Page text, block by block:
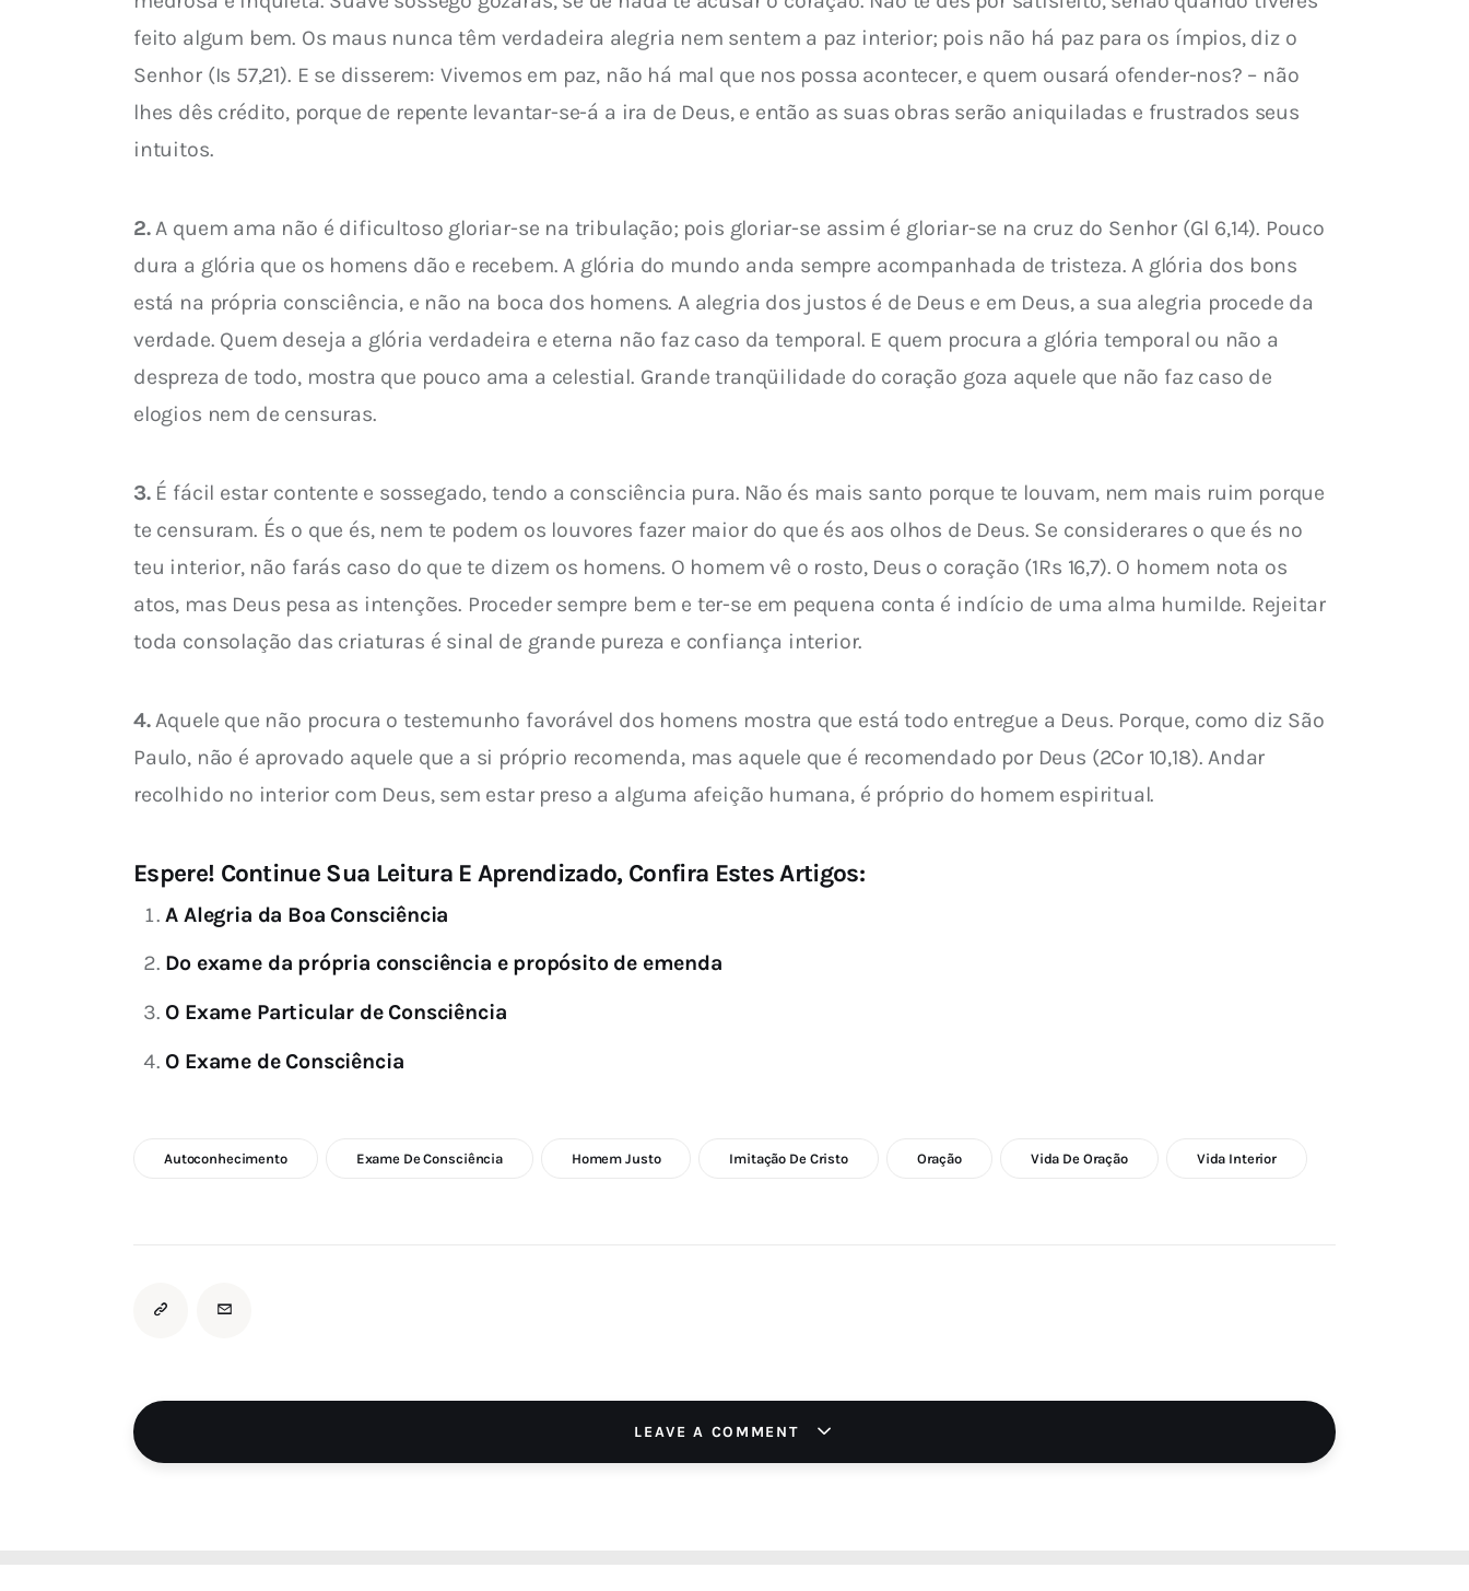
feito algum bem. Os maus nunca têm verdadeira alegria nem sentem a paz interior; pois não há paz para os ímpios, diz o
Senhor (Is 57,21). E se disserem: Vivemos em paz, não há mal que nos possa acontecer, e quem ousará ofender-nos? – não
lhes dês crédito, porque de repente levantar-se-á a ira de Deus, e então as suas obras serão aniquiladas e frustrados seus
intuitos.
2. A quem ama não é dificultoso gloriar-se na tribulação; pois gloriar-se assim é gloriar-se na cruz do Senhor (Gl 6,14). Pouco
dura a glória que os homens dão e recebem. A glória do mundo anda sempre acompanhada de tristeza. A glória dos bons
está na própria consciência, e não na boca dos homens. A alegria dos justos é de Deus e em Deus, a sua alegria procede da
verdade. Quem deseja a glória verdadeira e eterna não faz caso da temporal. E quem procura a glória temporal ou não a
despreza de todo, mostra que pouco ama a celestial. Grande tranqüilidade do coração goza aquele que não faz caso de
elogios nem de censuras.
3. É fácil estar contente e sossegado, tendo a consciência pura. Não és mais santo porque te louvam, nem mais ruim porque
te censuram. És o que és, nem te podem os louvores fazer maior do que és aos olhos de Deus. Se considerares o que és no
teu interior, não farás caso do que te dizem os homens. O homem vê o rosto, Deus o coração (1Rs 16,7). O homem nota os
atos, mas Deus pesa as intenções. Proceder sempre bem e ter-se em pequena conta é indício de uma alma humilde. Rejeitar
toda consolação das criaturas é sinal de grande pureza e confiança interior.
4. Aquele que não procura o testemunho favorável dos homens mostra que está todo entregue a Deus. Porque, como diz São
Paulo, não é aprovado aquele que a si próprio recomenda, mas aquele que é recomendado por Deus (2Cor 10,18). Andar
recolhido no interior com Deus, sem estar preso a alguma afeição humana, é próprio do homem espiritual.
Espere! Continue Sua Leitura E Aprendizado, Confira Estes Artigos:
A Alegria da Boa Consciência
Do exame da própria consciência e propósito de emenda
O Exame Particular de Consciência
O Exame de Consciência
Autoconhecimento Exame De Consciência Homem Justo Imitação De Cristo Oração Vida De Oração Vida Interior
LEAVE A COMMENT